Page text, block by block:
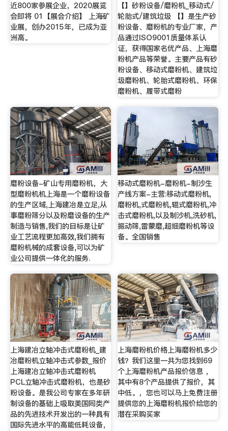
近800家参展企业，2020展览
会即将 01【展会介绍】 上海矿
业展，创办2015年，已成为亚
洲高。
【】砂粉设备/磨粉机_移动式/
轮胎式/建筑垃圾 【】是生产砂
粉设备、磨粉机的专业厂家，产
品通过ISO9001质量体系认
证，获得国家名优产品、上海磨
粉机产品等荣誉。主要产品有砂
粉设备、移动式磨粉机、建筑垃
圾磨粉机、轮胎式磨粉机、环保
磨粉机、履带式磨粉
磨粉设备-矿山专用磨粉机，大
型磨粉机机上海是一个磨粉设备
的生产区域,上海建冶是立足,从
事磨粉筛分以及粉磨设备的生产
制造与销售,我们的目标是让矿
业工艺流程更加高效,我们拥有
磨粉机械的成套设备,可以为矿
业公司提供一体化的服务.
移动式磨粉机-磨粉机-制沙生
产线方案-主营:移动式磨粉机,
磨粉机,式磨粉机,辊式磨粉机,冲
击式磨粉机,以及制沙机,洗砂机,
振动筛,雷蒙磨,超细磨粉机等设
备。全国销售
上海建冶立轴冲击式磨粉机_建
冶磨粉机立轴冲击式参数_报价
上海建冶立轴冲击式磨粉机
PCL立轴冲击式磨粉机，也是砂
粉设备。是我公司专家在多年研
制设备的基础上吸取美国同类产
品的先进技术开发出的一种具有
国际先进水平的高能低耗设备，
上海磨粉机价格上海磨粉机多少
钱？我们这里一共为您找到69
个上海磨粉机产品报价信息 ，
其中有8个产品提供了报价，其
中低。，您也可以马上免费注册
提供您的上海磨粉机报价给您的
潜在采购买家